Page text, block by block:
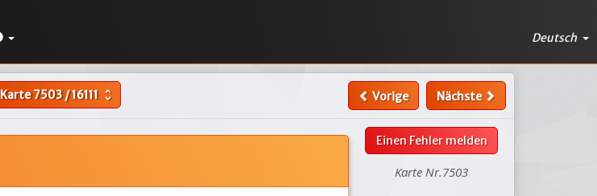
Deutsch
Karte7503/16111 unfold_more Vorige Nächste
Einen Fehler melden
Karte Nr.7503